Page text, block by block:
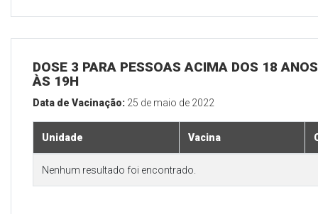
DOSE 3 PARA PESSOAS ACIMA DOS 18
ÀS 19H
Data de Vacinação: 25 de maio de 2022
Unidade Vacina
Nenhum resultado foi encontrado.